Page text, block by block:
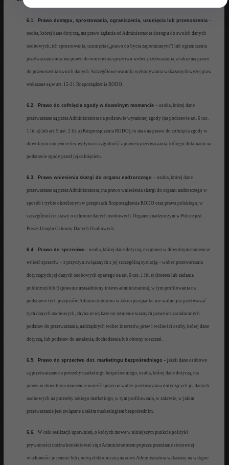
6.1. Prawo dostępu, sprostowania, ograniczenia, usunięcia lub przenoszenia -
osoba, której dane dotyczą, ma prawo żądania od Administratora dostępu do swoich danych
osobowych, ich sprostowania, usunięcia („prawo do bycia zapomnianym”) lub ograniczenia
przetwarzania oraz ma prawo do wniesienia sprzeciwu wobec przetwarzania, a także ma prawo
do przenoszenia swoich danych. Szczegółowe warunki wykonywania wskazanych wyżej praw
wskazane są w art. 15-21 Rozporządzenia RODO.
6.2. Prawo do cofnięcia zgody w dowolnym momencie – osoba, której dane
przetwarzane są przez Administratora na podstawie wyrażonej zgody (na podstawie art. 6 ust.
1 lit. a) lub art. 9 ust. 2 lit. a) Rozporządzenia RODO), to ma ona prawo do cofnięcia zgody w
dowolnym momencie bez wpływu na zgodność z prawem przetwarzania, którego dokonano na
podstawie zgody przed jej cofnięciem.
6.3. Prawo wniesienia skargi do organu nadzorczego – osoba, której dane
przetwarzane są przez Administratora, ma prawo wniesienia skargi do organu nadzorczego w
sposób i trybie określonym w przepisach Rozporządzenia RODO oraz prawa polskiego, w
szczególności ustawy o ochronie danych osobowych. Organem nadzorczym w Polsce jest
Prezes Urzędu Ochrony Danych Osobowych.
6.4. Prawo do sprzeciwu - osoba, której dane dotyczą, ma prawo w dowolnym momencie
wnieść sprzeciw – z przyczyn związanych z jej szczególną sytuacją – wobec przetwarzania
dotyczących jej danych osobowych opartego na art. 6 ust. 1 lit. e) (interes lub zadania
publiczne) lub f) (prawnie uzasadniony interes administratora), w tym profilowania na
podstawie tych przepisów. Administratorowi w takim przypadku nie wolno już przetwarzać
tych danych osobowych, chyba że wykaże on istnienie ważnych prawnie uzasadnionych
podstaw do przetwarzania, nadrzędnych wobec interesów, praw i wolności osoby, której dane
dotyczą, lub podstaw do ustalenia, dochodzenia lub obrony roszczeń.
6.5. Prawo do sprzeciwu dot. marketingu bezpośredniego - jeżeli dane osobowe
są przetwarzane na potrzeby marketingu bezpośredniego, osoba, której dane dotyczą, ma
prawo w dowolnym momencie wnieść sprzeciw wobec przetwarzania dotyczących jej danych
osobowych na potrzeby takiego marketingu, w tym profilowania, w zakresie, w jakim
przetwarzanie jest związane z takim marketingiem bezpośrednim.
6.6. W celu realizacji uprawnień, o których mowa w niniejszym punkcie polityki
prywatności można kontaktować się z Administratorem poprzez przesłanie stosownej
wiadomości pisemnie lub pocztą elektroniczną na adres Administratora wskazany na wstępie